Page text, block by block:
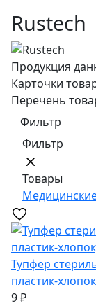
Rustech
Продукция
Карточки
Перечень
Фильтр
Фильтр
Товары
Тупфер
пластик-
9 ₽